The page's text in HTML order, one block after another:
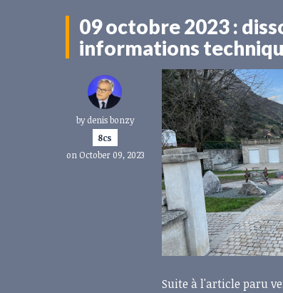
09 octobre 2023 :
informations
bydenis bonzy
8cs
on October 09, 2023
Suite à l'article paru